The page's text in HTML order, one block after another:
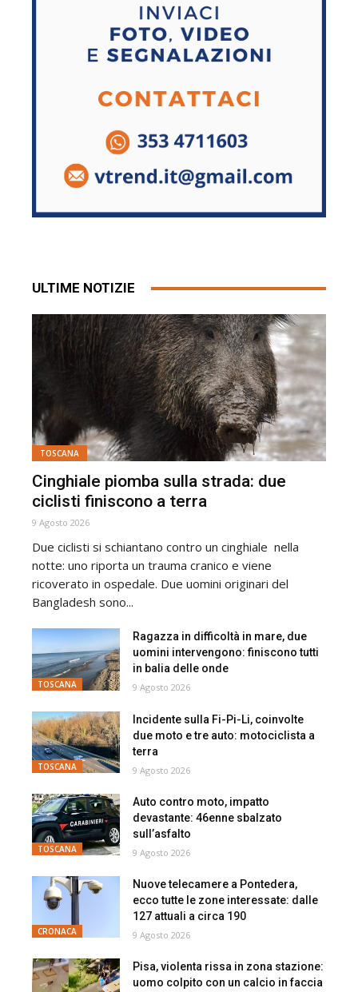
ULTIME NOTIZIE
TOSCANA
Cinghiale piomba sulla strada: due
ciclisti finiscono a terra
9 Agosto 2026
Due ciclisti si schiantano contro un cinghiale nella
notte: uno riporta un trauma cranico e viene
ricoverato in ospedale. Due uomini originari del
Bangladesh sono...
TOSCANA
Ragazza in difficoltà in mare, due
uomini intervengono: finiscono tutti
in balia delle onde
9 Agosto 2026
TOSCANA
Incidente sulla Fi-Pi-Li, coinvolte
due moto e tre auto: motociclista a
terra
9 Agosto 2026
TOSCANA
Auto contro moto, impatto
devastante: 46enne sbalzato
sull’asfalto
9 Agosto 2026
CRONACA
Nuove telecamere a Pontedera,
ecco tutte le zone interessate: dalle
127 attuali a circa 190
9 Agosto 2026
Pisa, violenta rissa in zona stazione:
uomo colpito con un calcio in faccia